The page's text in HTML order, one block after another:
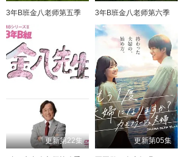
3年B班金八老师第五季 3年B班金八老师第六季
更新第22集 更新第05集